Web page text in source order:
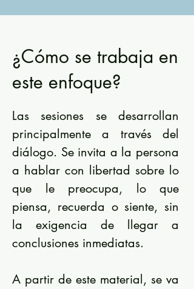
¿Cómo se trabaja en
este enfoque?
Las sesiones se desarrollan
principalmente a través del
diálogo. Se invita a la persona
a hablar con libertad sobre lo
que le preocupa, lo que
piensa, recuerda o siente, sin
la exigencia de llegar a
conclusiones inmediatas.
A partir de este material, se va